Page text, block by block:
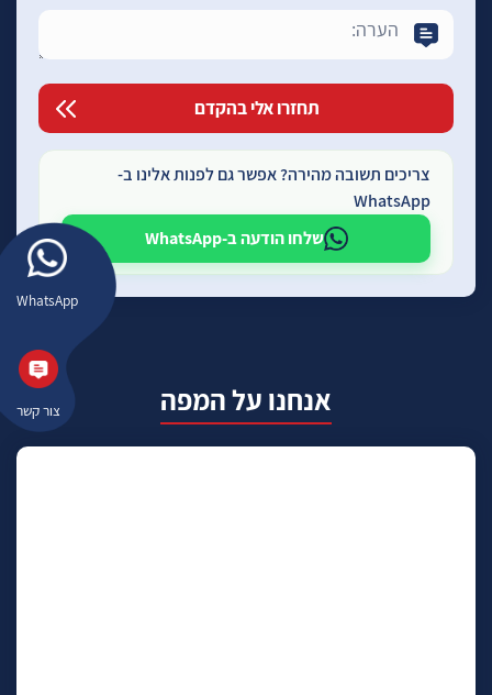
WhatsApp
צור קשר
צריכים תשובה מהירה? אפשר גם לפנות אלינו ב-
WhatsApp
שלחו הודעה ב-WhatsApp
אנחנו על המפה